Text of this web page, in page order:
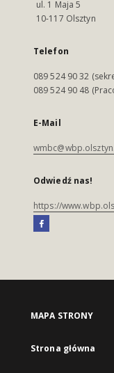
ul. 1 Maja 5
10-117 Olsztyn
Telefon
089 524 90 32
089 524 90 48
E-Mail
Odwiedź nas!
https://
MAPA STRONY
Strona główna